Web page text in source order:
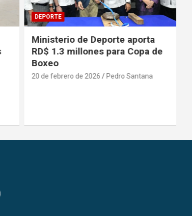
DEPORTE
Ministerio de Deporte aporta
RD$ 1.3 millones para Copa de
Boxeo
20 de febrero de 2026 Pedro Santana